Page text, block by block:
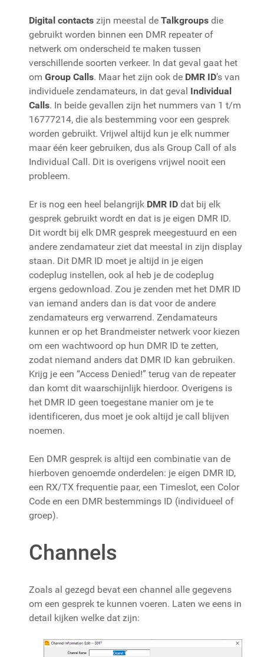
Digital contacts zijn meestal de Talkgroups die
gebruikt worden binnen een DMR repeater of
netwerk om onderscheid te maken tussen
verschillende soorten verkeer. In dat geval gaat het
om Group Calls. Maar het zijn ook de DMR ID’s van
individuele zendamateurs, in dat geval Individual
Calls. In beide gevallen zijn het nummers van 1 t/m
16777214, die als bestemming voor een gesprek
worden gebruikt. Vrijwel altijd kun je elk nummer
maar één keer gebruiken, dus als Group Call of als
Individual Call. Dit is overigens vrijwel nooit een
probleem.
Er is nog een heel belangrijk DMR ID dat bij elk
gesprek gebruikt wordt en dat is je eigen DMR ID.
Dit wordt bij elk DMR gesprek meegestuurd en een
andere zendamateur ziet dat meestal in zijn display
staan. Dit DMR ID moet je altijd in je eigen
codeplug instellen, ook al heb je de codeplug
ergens gedownload. Zou je zenden met het DMR ID
van iemand anders dan is dat voor de andere
zendamateurs erg verwarrend. Zendamateurs
kunnen er op het Brandmeister netwerk voor kiezen
om een wachtwoord op hun DMR ID te zetten,
zodat niemand anders dat DMR ID kan gebruiken.
Krijg je een “Access Denied!” terug van de repeater
dan komt dit waarschijnlijk hierdoor. Overigens is
het DMR ID geen toegestane manier om je te
identificeren, dus moet je ook altijd je call blijven
noemen.
Een DMR gesprek is altijd een combinatie van de
hierboven genoemde onderdelen: je eigen DMR ID,
een RX/TX frequentie paar, een Timeslot, een Color
Code en een DMR bestemmings ID (individueel of
groep).
Channels
Zoals al gezegd bevat een channel alle gegevens
om een gesprek te kunnen voeren. Laten we eens in
detail kijken welke dat zijn: